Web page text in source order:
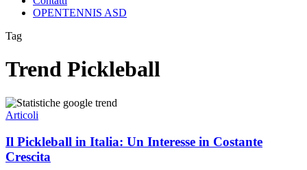
OPENTENNIS ASD
Tag
Trend Pickleball
Il
Pickleball
Italia:
Un
Interesse
Articoli
Il Pickleball in Italia: Un Interesse in Costante
Crescita